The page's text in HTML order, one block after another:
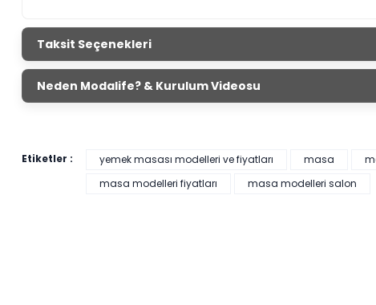
Taksit Seçenekleri
Neden Modalife? & Kurulum Videosu
Etiketler : yemek masası modelleri ve fiyatları masa
masa modelleri fiyatları
masa modelleri salon